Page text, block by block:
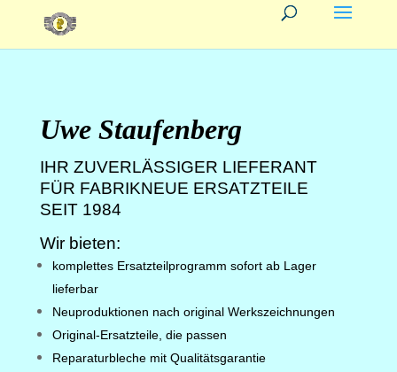
Uwe Staufenberg
IHR ZUVERLÄSSIGER LIEFERANT
FÜR FABRIKNEUE ERSATZTEILE
SEIT 1984
Wir bieten:
komplettes Ersatzteilprogramm sofort ab Lager
lieferbar
Neuproduktionen nach original Werkszeichnungen
Original-Ersatzteile, die passen
Reparaturbleche mit Qualitätsgarantie